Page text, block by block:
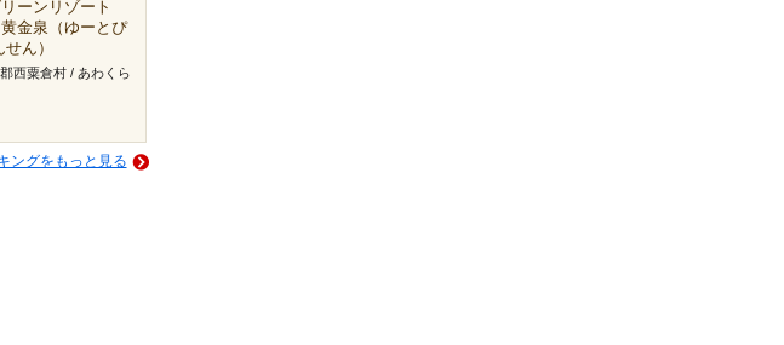
リーンリゾート
金泉（ゆーとぴ
ん）
西粟倉村 / あわくら
ングをもっと見る